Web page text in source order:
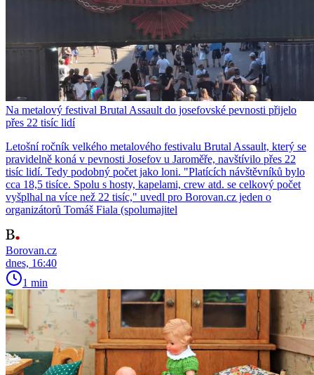
Na metalový festival Brutal Assault do josefovské pevnosti přijelo
přes 22 tisíc lidí
Letošní ročník velkého metalového festivalu Brutal Assault, který se
pravidelně koná v pevnosti Josefov u Jaroměře, navštívilo přes 22
tisíc lidí. Tedy podobný počet jako loni. "Platících návštěvníků bylo
cca 18,5 tisíce. Spolu s hosty, kapelami, crew atd. se celkový počet
vyšplhal na více než 22 tisíc," uvedl pro Borovan.cz jeden o
organizátorů Tomáš Fiala (spolumajitel
Borovan.cz
dnes, 16:40
1 min